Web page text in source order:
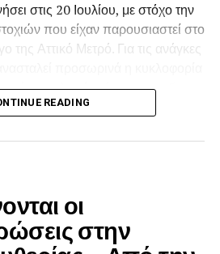
στις 20 Ιουλίου, με στόχο την
που είχαν παρουσιαστεί στο
Αττικό Μετρό. Για τις ανάγκες
της πλατείας έως και τις 5
αναγκαία, καθώς οι εκτεταμένες
προβλήματα στην ασφαλή και
Καθ’ όλη τη διάρκεια των
του Δήμου βρίσκονταν στο
όσο το δυνατόν
κατοίκων, οδηγών και
READING
οι
στην